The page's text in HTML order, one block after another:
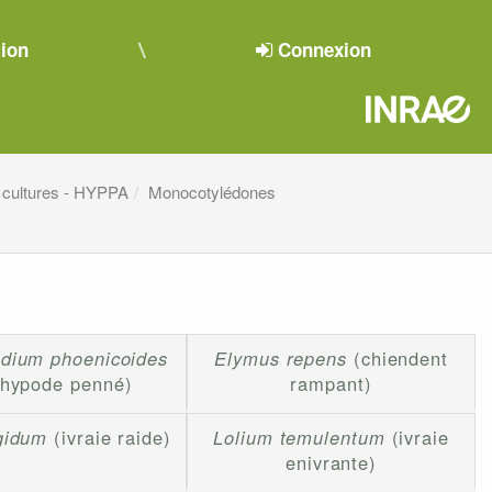
Connexion
- HYPPA
Monocotylédones
phoenicoides
penné)
Elymus repens (chiendent
rampant)
(ivraie raide) Lolium temulentum (ivraie
enivrante)